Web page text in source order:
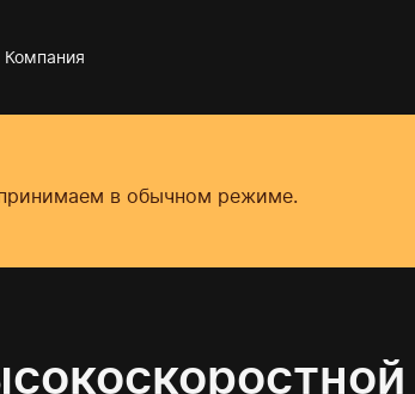
Компания
в обычном режиме.